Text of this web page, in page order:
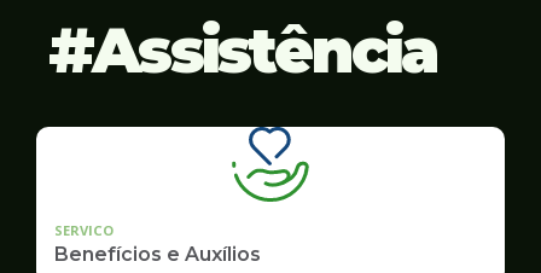
Assistência
SERVICO
Benefícios e Auxílios